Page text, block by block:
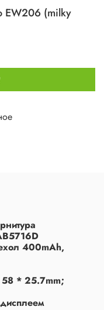
EW206 (milky
400mAh,
* 25.7mm;